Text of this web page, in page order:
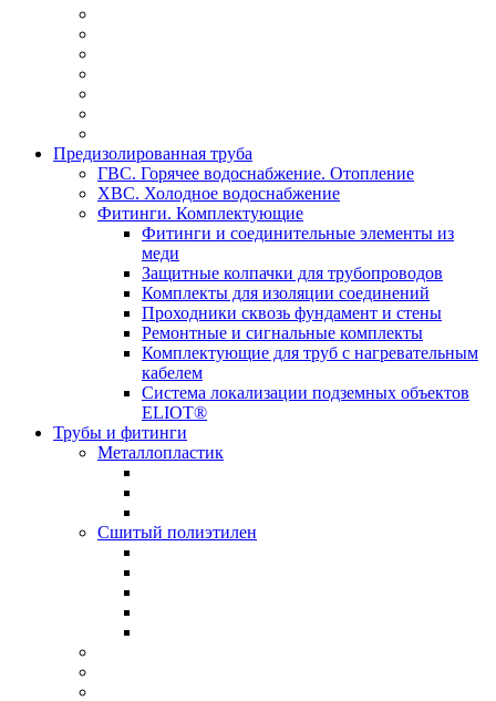
Предизолированная труба
ГВС. Горячее водоснабжение. Отопление
ХВС. Холодное водоснабжение
Фитинги. Комплектующие
Фитинги и соединительные элементы из
меди
Защитные колпачки для трубопроводов
Комплекты для изоляции соединений
Проходники сквозь фундамент и стены
Ремонтные и сигнальные комплекты
Комплектующие для труб с нагревательным
кабелем
Система локализации подземных объектов
ELIOT®
Трубы и фитинги
Металлопластик
Сшитый полиэтилен